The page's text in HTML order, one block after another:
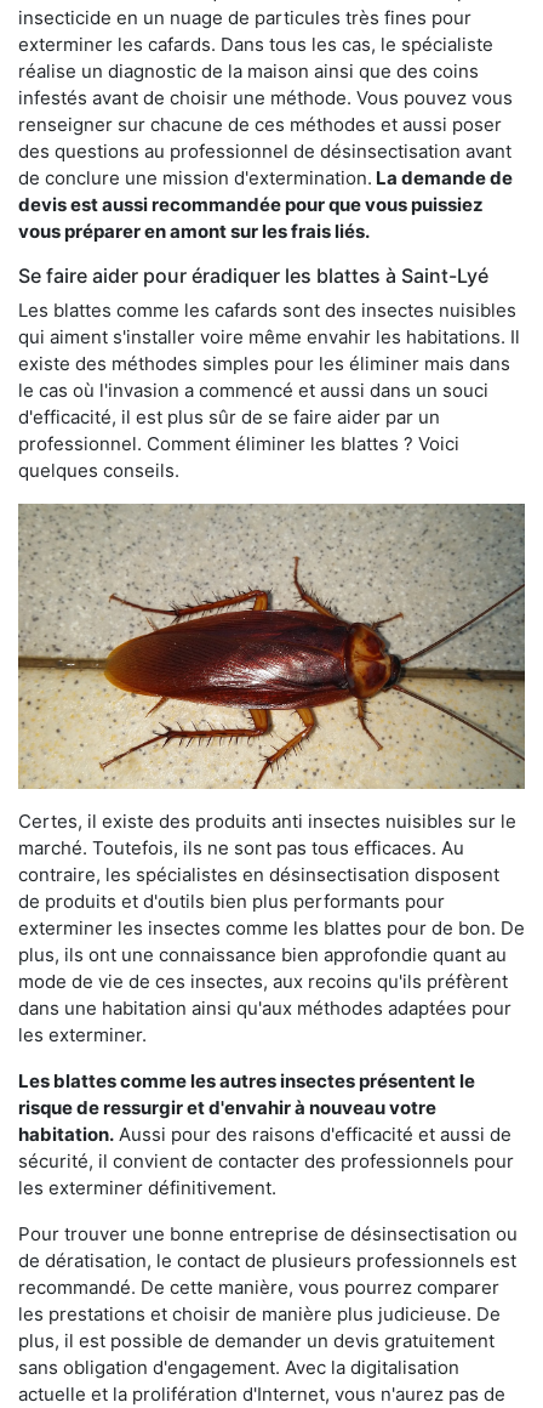
insecticide en un nuage de particules très fines pour
exterminer les cafards. Dans tous les cas, le spécialiste
réalise un diagnostic de la maison ainsi que des coins
infestés avant de choisir une méthode. Vous pouvez vous
renseigner sur chacune de ces méthodes et aussi poser
des questions au professionnel de désinsectisation avant
de conclure une mission d'extermination. La demande de
devis est aussi recommandée pour que vous puissiez
vous préparer en amont sur les frais liés.
Se faire aider pour éradiquer les blattes à Saint-Lyé
Les blattes comme les cafards sont des insectes nuisibles
qui aiment s'installer voire même envahir les habitations. Il
existe des méthodes simples pour les éliminer mais dans
le cas où l'invasion a commencé et aussi dans un souci
d'efficacité, il est plus sûr de se faire aider par un
professionnel. Comment éliminer les blattes ? Voici
quelques conseils.
Certes, il existe des produits anti insectes nuisibles sur le
marché. Toutefois, ils ne sont pas tous efficaces. Au
contraire, les spécialistes en désinsectisation disposent
de produits et d'outils bien plus performants pour
exterminer les insectes comme les blattes pour de bon. De
plus, ils ont une connaissance bien approfondie quant au
mode de vie de ces insectes, aux recoins qu'ils préfèrent
dans une habitation ainsi qu'aux méthodes adaptées pour
les exterminer.
Les blattes comme les autres insectes présentent le
risque de ressurgir et d'envahir à nouveau votre
habitation. Aussi pour des raisons d'efficacité et aussi de
sécurité, il convient de contacter des professionnels pour
les exterminer définitivement.
Pour trouver une bonne entreprise de désinsectisation ou
de dératisation, le contact de plusieurs professionnels est
recommandé. De cette manière, vous pourrez comparer
les prestations et choisir de manière plus judicieuse. De
plus, il est possible de demander un devis gratuitement
sans obligation d'engagement. Avec la digitalisation
actuelle et la prolifération d'Internet, vous n'aurez pas de